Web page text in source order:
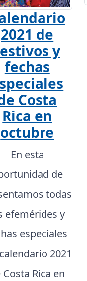
2021 de
y
fechas
Costa
Rica en
octubre
En esta
de
todas
efemérides y
especiales
2021
Costa Rica en